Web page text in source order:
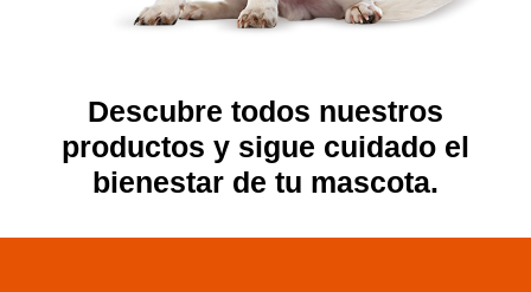
Descubre todos nuestros
productos y sigue cuidado el
bienestar de tu mascota.